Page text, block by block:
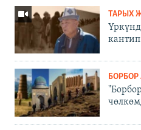
ТАРЫХ
кантип
БОРБОР